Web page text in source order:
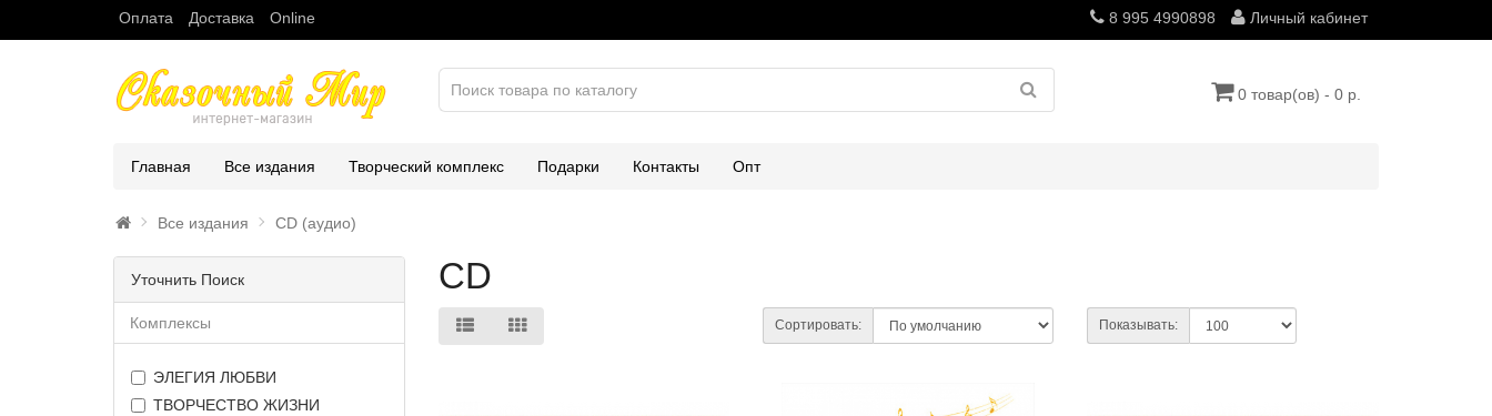
Оплата Доставка Online 8 995 4990898 Личный кабинет
0 товар(ов) - 0 р.
Главная Все издания Творческий комплекс Подарки Контакты Опт
Все издания CD (аудио)
Уточнить Поиск
Комплексы
ЭЛЕГИЯ ЛЮБВИ
ТВОРЧЕСТВО ЖИЗНИ
CD
Сортировать: Показывать: